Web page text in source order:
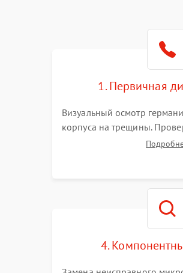
1. Первичная
Визуальный осмотр
корпуса на трещины.
реакции кнопок и
4.